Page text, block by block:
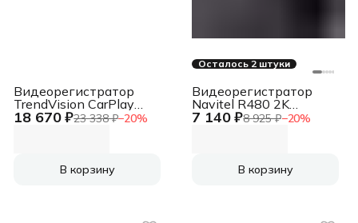
18 670 ₽23 338 ₽−20%
Видеорегистратор
TrendVision CarPlay
Mirror черный 2Mpix
В корзину
Осталось 2 штуки
7 140 ₽8 925 ₽−20%
Видеорегистратор
Navitel R480 2K
черный 1440x2560
В корзину